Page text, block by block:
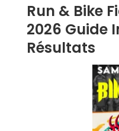
Run & Bike
2026 Guide
Résultats